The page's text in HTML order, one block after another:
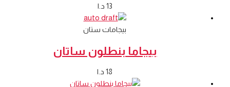
13 د.ا
بيجامات ستان
بيجاما بنطلون ساتان
18 د.ا